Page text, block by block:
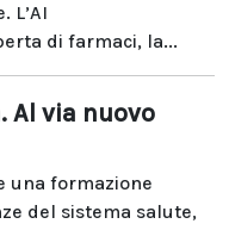
L’AI
di farmaci, la...
Al via nuovo
una formazione
del sistema salute,